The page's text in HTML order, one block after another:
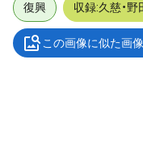
復興 収録:久慈・
この画像に似た画